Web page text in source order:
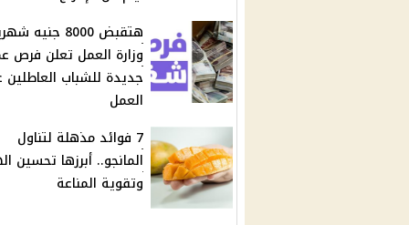
هتقبض 8000 جنيه
وزارة العمل تعلن فرص
جديدة للشباب
العمل
7 فوائد مذهلة لتناول
المانجو.. أبرزها تحسين
وتقوية المناعة